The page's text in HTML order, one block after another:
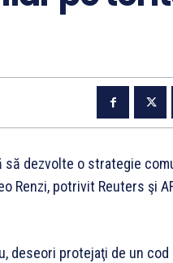
să dezvolte o strategie
Renzi, potrivit Reuters şi
deseori protejaţi de un cod